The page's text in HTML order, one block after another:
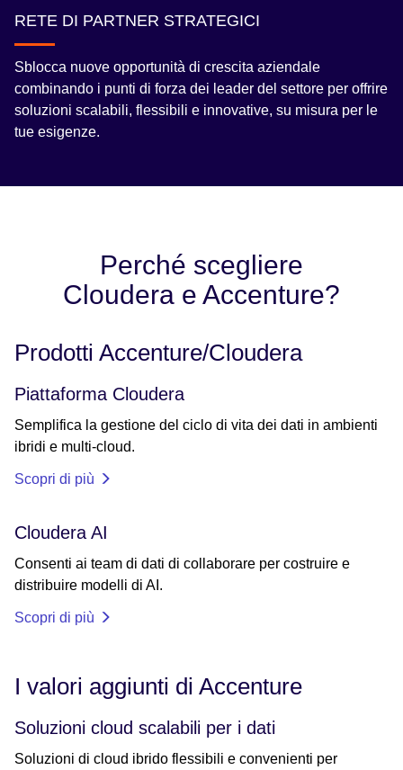
RETE DI PARTNER STRATEGICI
Sblocca nuove opportunità di crescita aziendale
combinando i punti di forza dei leader del settore per offrire
soluzioni scalabili, flessibili e innovative, su misura per le
tue esigenze.
Perché scegliere
Cloudera e Accenture?
Prodotti Accenture/Cloudera
Piattaforma Cloudera
Semplifica la gestione del ciclo di vita dei dati in ambienti
ibridi e multi-cloud.
Scopri di più
Cloudera AI
Consenti ai team di dati di collaborare per costruire e
distribuire modelli di AI.
Scopri di più
I valori aggiunti di Accenture
Soluzioni cloud scalabili per i dati
Soluzioni di cloud ibrido flessibili e convenienti per